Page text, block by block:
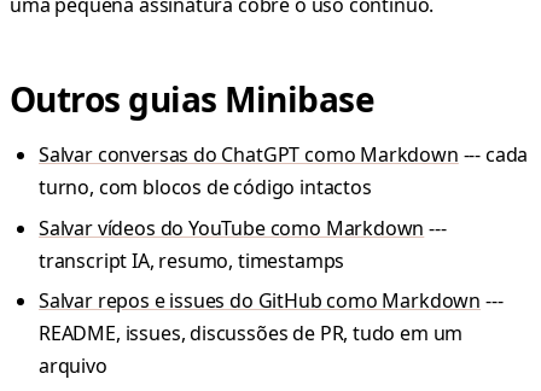
Outros guias Minibase
Salvar conversas do ChatGPT como Markdown --- cada
turno, com blocos de código intactos
Salvar vídeos do YouTube como Markdown ---
transcript IA, resumo, timestamps
Salvar repos e issues do GitHub como Markdown ---
README, issues, discussões de PR, tudo em um
arquivo